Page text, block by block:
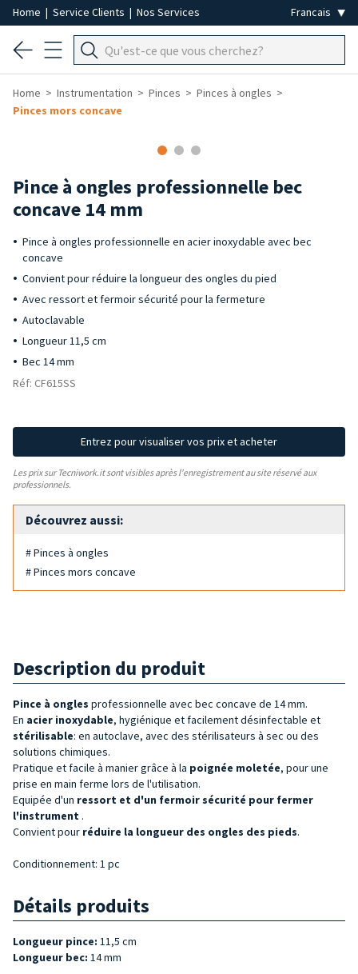
Home | Service Clients | Nos Services
Home Instrumentation Pinces
Pinces à ongles
Pinces mors concave
Pince à ongles professionnelle bec
concave 14 mm
Pince à ongles professionnelle en acier inoxydable avec bec
concave
Convient pour réduire la longueur des ongles du pied
Avec ressort et fermoir sécurité pour la fermeture
Autoclavable
Longueur 11,5 cm
Bec 14 mm
Réf: CF615SS
Entrez pour visualiser vos prix et acheter
Les prix sur Tecniwork.it sont visibles après l'enregistrement au site réservé aux
professionnels.
Découvrez aussi:
# Pinces à ongles
# Pinces mors concave
Description du produit
Pince à ongles professionnelle avec bec concave de 14 mm.
En acier inoxydable, hygiénique et facilement désinfectable et
stérilisable: en autoclave, avec des stérilisateurs à sec ou des
solutions chimiques.
Pratique et facile à manier grâce à la poignée moletée, pour une
prise en main ferme lors de l'utilisation.
Equipée d'un ressort et d'un fermoir sécurité pour fermer
l'instrument .
Convient pour réduire la longueur des ongles des pieds.
Conditionnement: 1 pc
Détails produits
Longueur pince: 11,5 cm
Longueur bec: 14 mm